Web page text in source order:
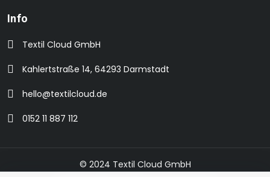
Info
Textil Cloud GmbH
Kahlertstraße 14, 64293 Darmstadt
hello@textilcloud.de
0152 11 887 112
© 2024 Textil Cloud GmbH